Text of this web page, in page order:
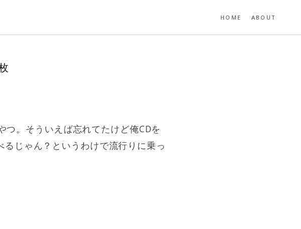
HOME ABOUT
。そういえば忘れてたけど俺CDを
じゃん？というわけで流行りに乗っ